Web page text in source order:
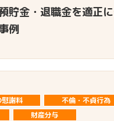
貯金・退職金を適正
例
謝料 不倫・不貞行為
財産分与